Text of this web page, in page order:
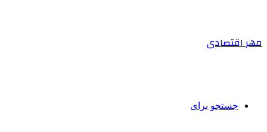
مهر اقتصادی
جستجو برای